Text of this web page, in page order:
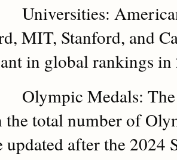
Universities:
MIT, Stanford, and
in global rankings in
Olympic Medals:
the total number of
after the 2024